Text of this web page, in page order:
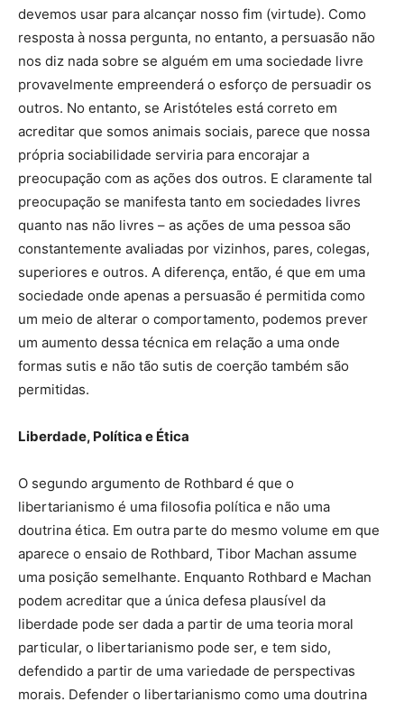
devemos usar para alcançar nosso fim (virtude). Como
resposta à nossa pergunta, no entanto, a persuasão não
nos diz nada sobre se alguém em uma sociedade livre
provavelmente empreenderá o esforço de persuadir os
outros. No entanto, se Aristóteles está correto em
acreditar que somos animais sociais, parece que nossa
própria sociabilidade serviria para encorajar a
preocupação com as ações dos outros. E claramente tal
preocupação se manifesta tanto em sociedades livres
quanto nas não livres – as ações de uma pessoa são
constantemente avaliadas por vizinhos, pares, colegas,
superiores e outros. A diferença, então, é que em uma
sociedade onde apenas a persuasão é permitida como
um meio de alterar o comportamento, podemos prever
um aumento dessa técnica em relação a uma onde
formas sutis e não tão sutis de coerção também são
permitidas.
Liberdade, Política e Ética
O segundo argumento de Rothbard é que o
libertarianismo é uma filosofia política e não uma
doutrina ética. Em outra parte do mesmo volume em que
aparece o ensaio de Rothbard, Tibor Machan assume
uma posição semelhante. Enquanto Rothbard e Machan
podem acreditar que a única defesa plausível da
liberdade pode ser dada a partir de uma teoria moral
particular, o libertarianismo pode ser, e tem sido,
defendido a partir de uma variedade de perspectivas
morais. Defender o libertarianismo como uma doutrina